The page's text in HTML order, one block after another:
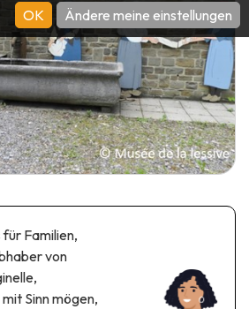
Belfriede
Zoos
BEWEGEN
Schiffe
Parks
AKTIVITÄTEN FÜR
SOMMER
DOWNLOADEN
für Familien,
von
Sinn mögen,
OK
Ändere meine einstellungen